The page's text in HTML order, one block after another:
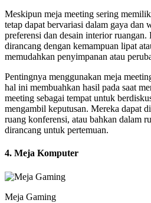
Meskipun meja meeting sering
tetap dapat bervariasi dalam gaya dan
preferensi dan desain interior ruangan.
dirancang dengan kemampuan lipat
memudahkan penyimpanan atau
Pentingnya menggunakan meja
hal ini membuahkan hasil pada saat
meeting sebagai tempat untuk
mengambil keputusan. Mereka dapat
ruang konferensi, atau bahkan dalam
dirancang untuk pertemuan.
4. Meja Komputer
Meja Gaming